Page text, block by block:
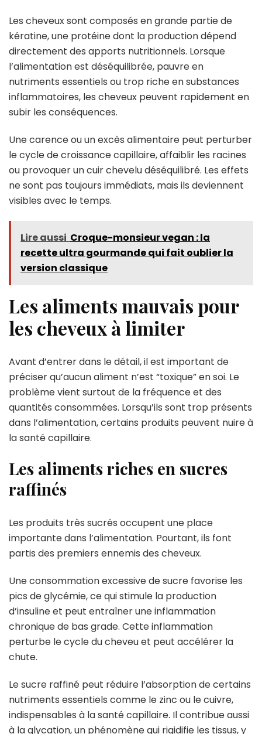
Les cheveux sont composés en grande partie de
kératine, une protéine dont la production dépend
directement des apports nutritionnels. Lorsque
l’alimentation est déséquilibrée, pauvre en
nutriments essentiels ou trop riche en substances
inflammatoires, les cheveux peuvent rapidement en
subir les conséquences.
Une carence ou un excès alimentaire peut perturber
le cycle de croissance capillaire, affaiblir les racines
ou provoquer un cuir chevelu déséquilibré. Les effets
ne sont pas toujours immédiats, mais ils deviennent
visibles avec le temps.
Lire aussi Croque-monsieur vegan : la
recette ultra gourmande qui fait oublier la
version classique
Les aliments mauvais pour
les cheveux à limiter
Avant d’entrer dans le détail, il est important de
préciser qu’aucun aliment n’est “toxique” en soi. Le
problème vient surtout de la fréquence et des
quantités consommées. Lorsqu’ils sont trop présents
dans l’alimentation, certains produits peuvent nuire à
la santé capillaire.
Les aliments riches en sucres
raffinés
Les produits très sucrés occupent une place
importante dans l’alimentation. Pourtant, ils font
partis des premiers ennemis des cheveux.
Une consommation excessive de sucre favorise les
pics de glycémie, ce qui stimule la production
d’insuline et peut entraîner une inflammation
chronique de bas grade. Cette inflammation
perturbe le cycle du cheveu et peut accélérer la
chute.
Le sucre raffiné peut réduire l’absorption de certains
nutriments essentiels comme le zinc ou le cuivre,
indispensables à la santé capillaire. Il contribue aussi
à la glycation, un phénomène qui rigidifie les tissus, y